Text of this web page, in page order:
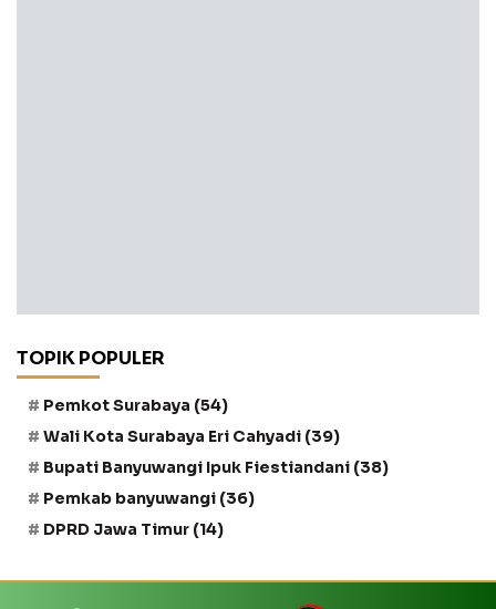
TOPIK POPULER
Pemkot Surabaya (54)
Wali Kota Surabaya Eri Cahyadi (39)
Bupati Banyuwangi Ipuk Fiestiandani (38)
Pemkab banyuwangi (36)
DPRD Jawa Timur (14)